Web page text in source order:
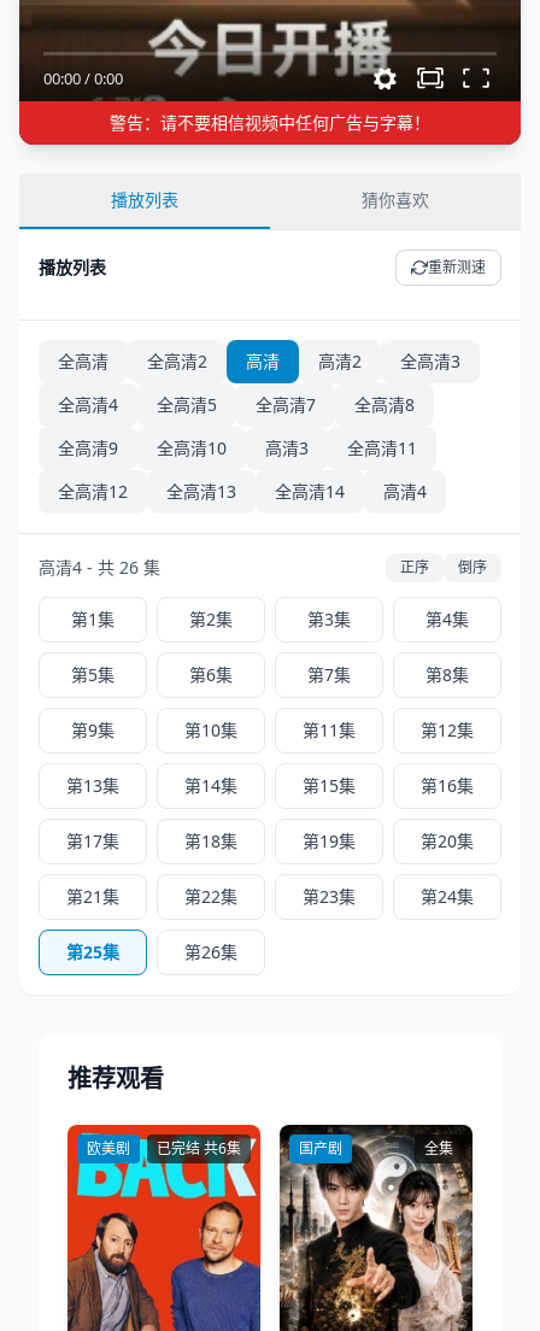
00:00/0:00
警告：请不要相信视频中任何广告与字幕！
播放列表 猜你喜欢
播放列表 重新测速
全高清 全高清2 高清 高清2
全高清3
全高清4
全高清5 全高清7
全高清8
全高清9
全高清10 高清3
全高清11
全高清12
全高清13 全高清14 高清4
高清4 - 共 26 集 正序 倒序
第1集 第2集 第3集 第4集
第5集 第6集 第7集 第8集
第9集 第10集 第11集 第12集
第13集 第14集 第15集 第16集
第17集 第18集 第19集 第20集
第21集 第22集 第23集 第24集
第25集 第26集
推荐观看
欧美剧 已完结 共6集 国产剧 全集